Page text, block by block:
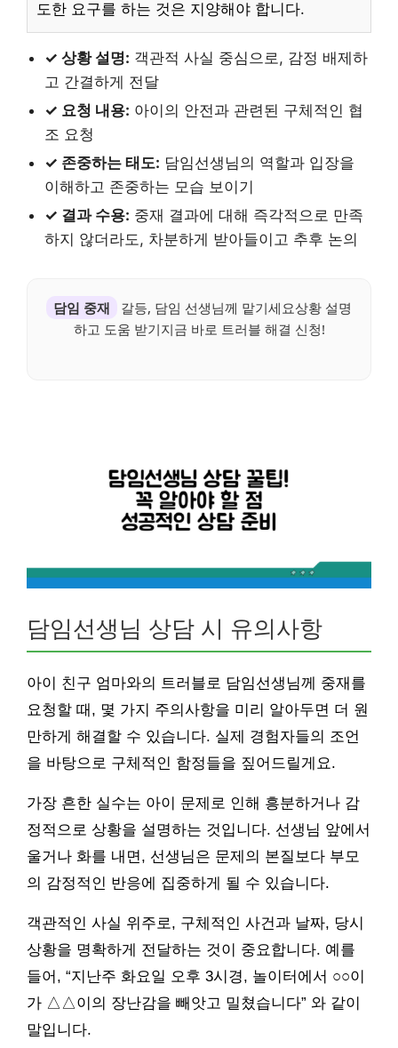
도한 요구를 하는 것은 지양해야 합니다.
✓ 상황 설명: 객관적 사실 중심으로, 감정 배제하
고 간결하게 전달
✓ 요청 내용: 아이의 안전과 관련된 구체적인 협
조 요청
✓ 존중하는 태도: 담임선생님의 역할과 입장을
이해하고 존중하는 모습 보이기
✓ 결과 수용: 중재 결과에 대해 즉각적으로 만족
하지 않더라도, 차분하게 받아들이고 추후 논의
담임 중재
갈등, 담임 선생님께 맡기세요상황 설명
하고 도움 받기지금 바로 트러블 해결 신청!
담임선생님 상담 시 유의사항
아이 친구 엄마와의 트러블로 담임선생님께 중재를
요청할 때, 몇 가지 주의사항을 미리 알아두면 더 원
만하게 해결할 수 있습니다. 실제 경험자들의 조언
을 바탕으로 구체적인 함정들을 짚어드릴게요.
가장 흔한 실수는 아이 문제로 인해 흥분하거나 감
정적으로 상황을 설명하는 것입니다. 선생님 앞에서
울거나 화를 내면, 선생님은 문제의 본질보다 부모
의 감정적인 반응에 집중하게 될 수 있습니다.
객관적인 사실 위주로, 구체적인 사건과 날짜, 당시
상황을 명확하게 전달하는 것이 중요합니다. 예를
들어, “지난주 화요일 오후 3시경, 놀이터에서 ○○이
가 △△이의 장난감을 빼앗고 밀쳤습니다” 와 같이
말입니다.